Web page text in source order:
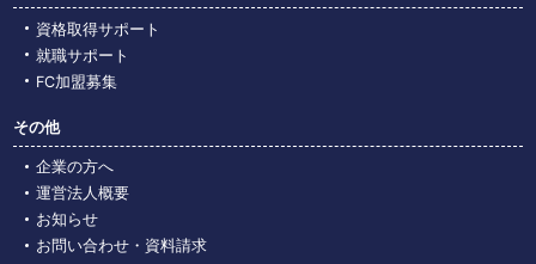
資格取得サポート
就職サポート
FC加盟募集
その他
企業の⽅へ
運営法人概要
お知らせ
お問い合わせ・資料請求